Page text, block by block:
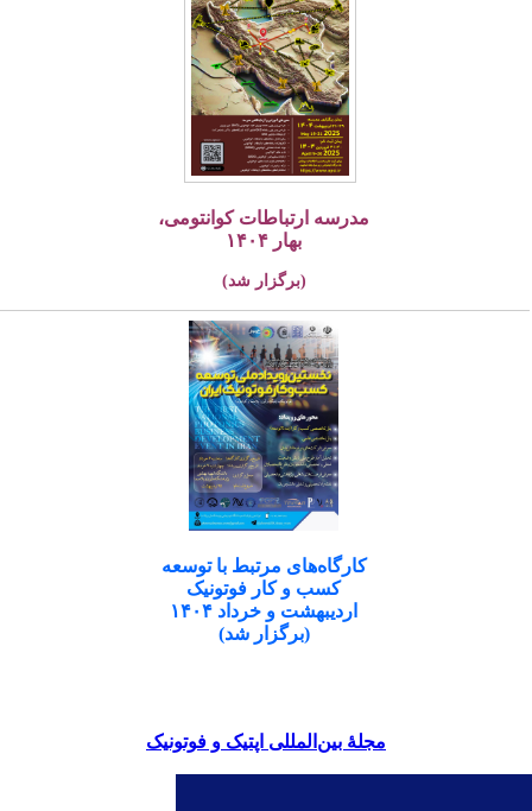
مدرسه ارتباطات کوانتومی،
بهار ۱۴۰۴
(برگزار شد)
کارگاه‌های مرتبط با توسعه
کسب و کار فوتونیک
اردیبهشت و خرداد ۱۴۰۴
(برگزار شد)
مجلۀ بین‌المللی اپتیک و فوتونیک